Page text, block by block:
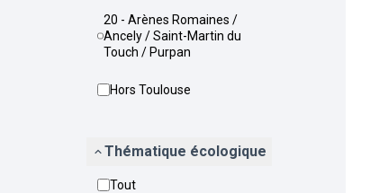
20 - Arènes Romaines /
Ancely / Saint-Martin du
Touch / Purpan
Hors Toulouse
Thématique écologique
Tout